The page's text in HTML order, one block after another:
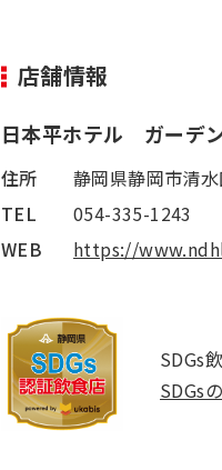
店舗情報
日本平ホテル ガーデ
住所
静岡県静岡市清
TEL
054-335-1243
WEB
https://
SDGs
SDGs